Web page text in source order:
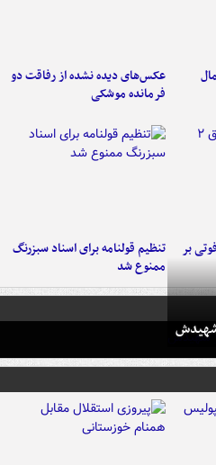
عکس‌های دیده نشده از رفاقت دو
فرمانده‌ موشکی
برخورد پراید با تیر برق ۲ فوتی بر
تنظیم قولنامه برای اسناد سبزرنگ
ممنوع شد
شهیدش